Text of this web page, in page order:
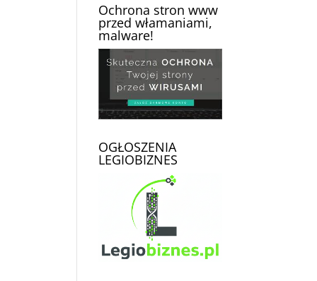
Ochrona stron www
przed włamaniami,
malware!
OGŁOSZENIA
LEGIOBIZNES